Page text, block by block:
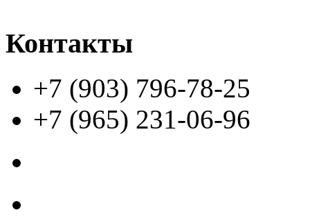
Контакты
+7 (903) 796-78-25
+7 (965) 231-06-96